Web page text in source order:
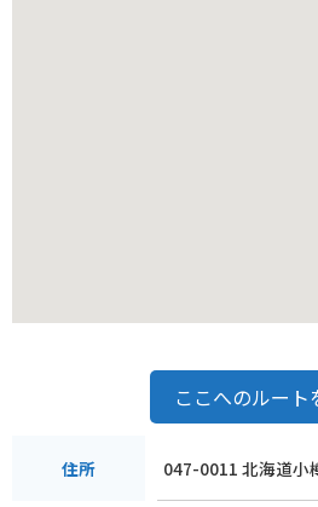
ここへのルート
住所 047-0011 北海道小